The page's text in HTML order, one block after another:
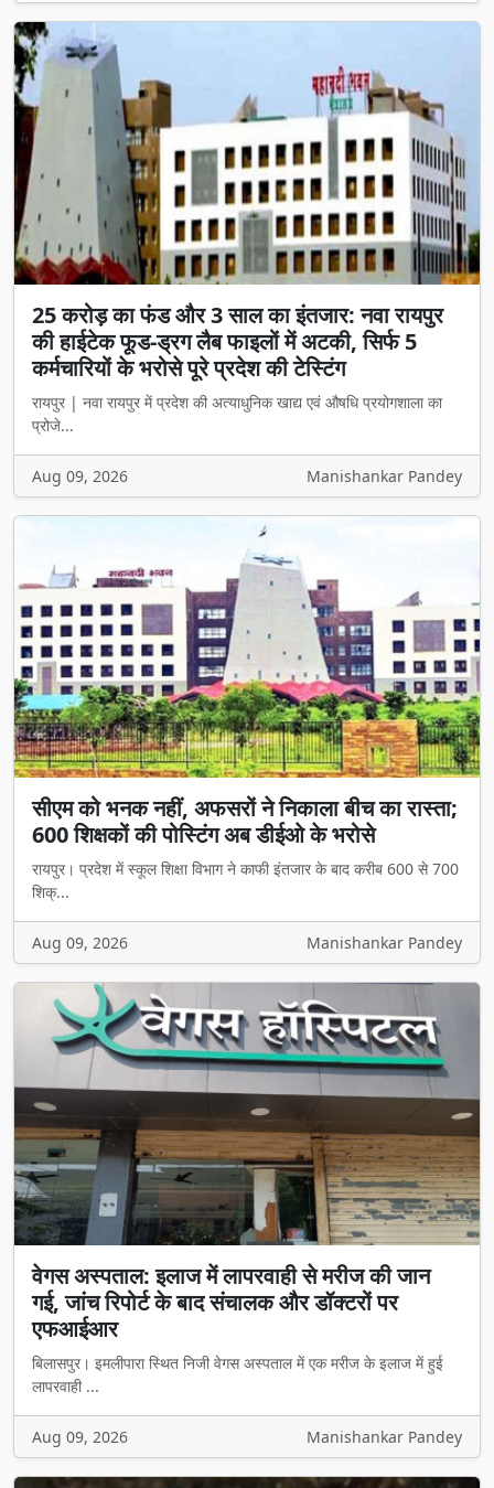
25 करोड़ का फंड और 3 साल का इंतजार: नवा रायपुर
की हाईटेक फूड-ड्रग लैब फाइलों में अटकी, सिर्फ 5
कर्मचारियों के भरोसे पूरे प्रदेश की टेस्टिंग
रायपुर | नवा रायपुर में प्रदेश की अत्याधुनिक खाद्य एवं औषधि प्रयोगशाला का
प्रोजे...
Aug 09, 2026 Manishankar Pandey
सीएम को भनक नहीं, अफसरों ने निकाला बीच का रास्ता;
600 शिक्षकों की पोस्टिंग अब डीईओ के भरोसे
रायपुर। प्रदेश में स्कूल शिक्षा विभाग ने काफी इंतजार के बाद करीब 600 से 700
शिक्...
Aug 09, 2026 Manishankar Pandey
वेगस अस्पताल: इलाज में लापरवाही से मरीज की जान
गई, जांच रिपोर्ट के बाद संचालक और डॉक्टरों पर
एफआईआर
बिलासपुर। इमलीपारा स्थित निजी वेगस अस्पताल में एक मरीज के इलाज में हुई
लापरवाही ...
Aug 09, 2026 Manishankar Pandey